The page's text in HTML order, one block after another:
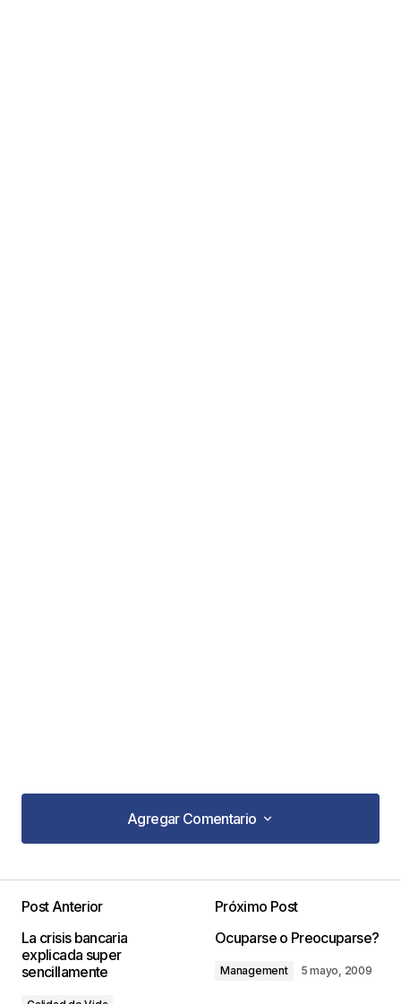
Agregar Comentario
Agregar Comentario
publicada. Los campos obligatorios están
marcados con
Post Anterior
La crisis bancaria
explicada super
sencillamente
Próximo Post
Ocuparse o Preocuparse?
Management 5 mayo, 2009